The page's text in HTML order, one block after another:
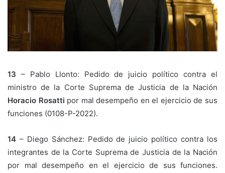
13 – Pablo Llonto: Pedido de juicio político contra el
ministro de la Corte Suprema de Justicia de la Nación
Horacio Rosatti por mal desempeño en el ejercicio de sus
funciones (0108-P-2022).
14 – Diego Sánchez: Pedido de juicio político contra los
integrantes de la Corte Suprema de Justicia de la Nación
por mal desempeño en el ejercicio de sus funciones.